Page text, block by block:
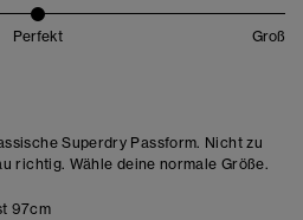
Perfekt Groß
Superdry Passform. Nicht zu
richtig. Wähle deine normale Größe.
97cm